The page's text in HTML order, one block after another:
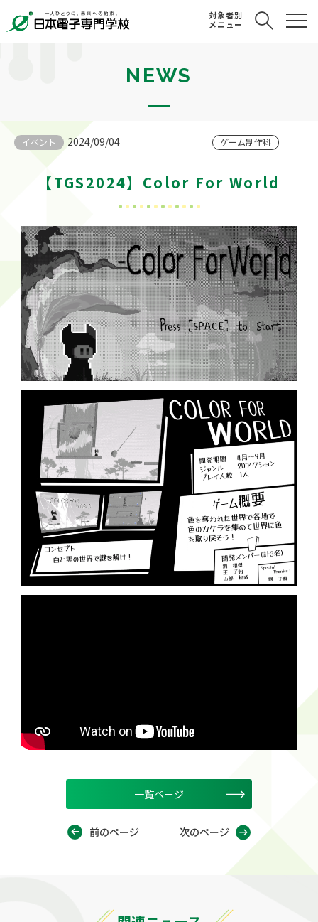
対象者別
メニュー
NEWS
イベント 2024/09/04 ゲーム制作科
【TGS2024】Color For World
前のページ
一覧ページ
次のページ